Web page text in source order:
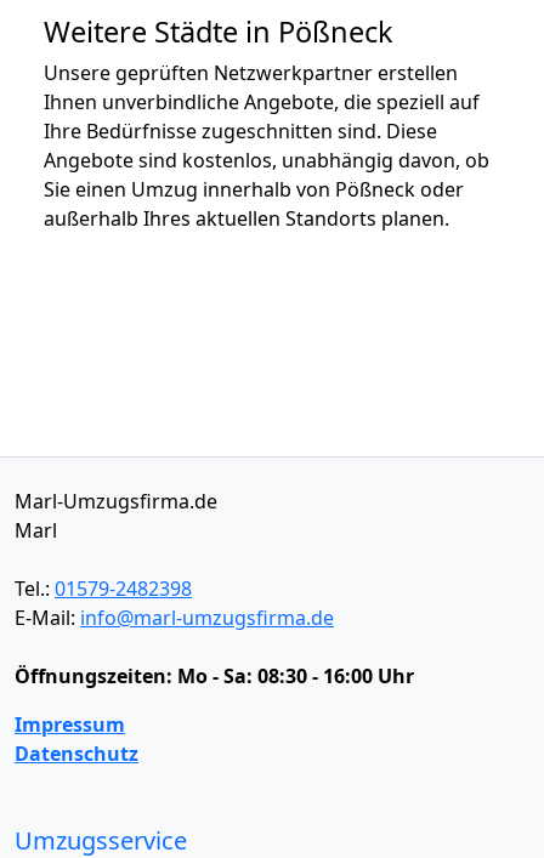
Weitere Städte in Pößneck
Unsere geprüften Netzwerkpartner erstellen
Ihnen unverbindliche Angebote, die speziell auf
Ihre Bedürfnisse zugeschnitten sind. Diese
Angebote sind kostenlos, unabhängig davon, ob
Sie einen Umzug innerhalb von Pößneck oder
außerhalb Ihres aktuellen Standorts planen.
Marl-Umzugsfirma.de
Marl
Tel.: 01579-2482398
E-Mail: info@marl-umzugsfirma.de
Öffnungszeiten: Mo - Sa: 08:30 - 16:00 Uhr
Impressum
Datenschutz
Umzugsservice